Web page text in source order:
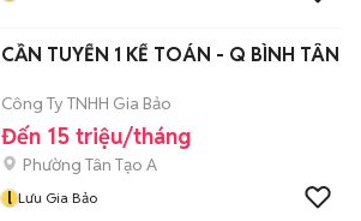
CẦN TUYỂN 1 KẾ TOÁN - Q BÌNH TÂN
Công Ty TNHH Gia Bảo
Đến 15 triệu/tháng
Phường Tân Tạo A
l Lưu Gia Bảo